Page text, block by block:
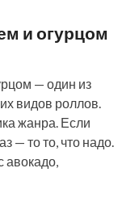
и огурцом
— один из
видов роллов.
жанра. Если
— то то, что надо.